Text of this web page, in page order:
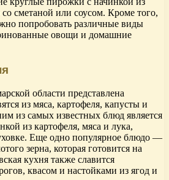
сметаной или соусом. Кроме того,
попробовать различные виды
овощи и домашние
области представлена
из мяса, картофеля, капусты и
из самых известных блюд является
из картофеля, мяса и лука,
Еще одно популярное блюдо —
зерна, которая готовится на
кухня также славится
квасом и настойками из ягод и